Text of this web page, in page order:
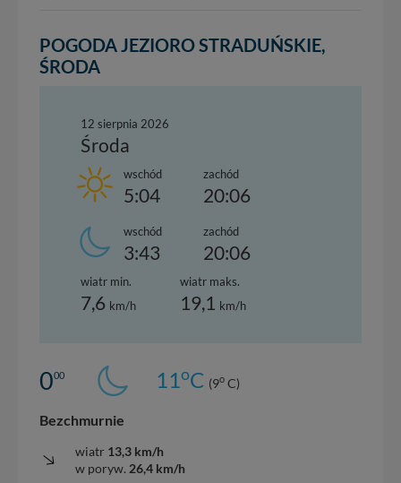
POGODA JEZIORO STRADUŃSKIE,
ŚRODA
12 sierpnia 2026
Środa
wschód
5:04
zachód
20:06
wschód
3:43
zachód
20:06
wiatr min.
7,6 km/h
wiatr maks.
19,1 km/h
000 11oC (9o C)
Bezchmurnie
wiatr 13,3 km/h
w poryw. 26,4 km/h
nowo...